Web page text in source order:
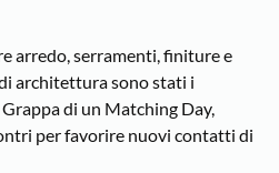
arredo, serramenti, finiture e
architettura sono stati i
di un Matching Day,
per favorire nuovi contatti di